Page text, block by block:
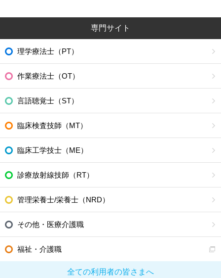
専門サイト
理学療法士（PT）
作業療法士（OT）
言語聴覚士（ST）
臨床検査技師（MT）
臨床工学技士（ME）
診療放射線技師（RT）
管理栄養士/栄養士（NRD）
その他・医療介護職
福祉・介護職
全ての利用者の皆さまへ